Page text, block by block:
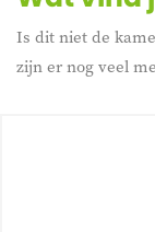
Is dit niet de
zijn er nog veel